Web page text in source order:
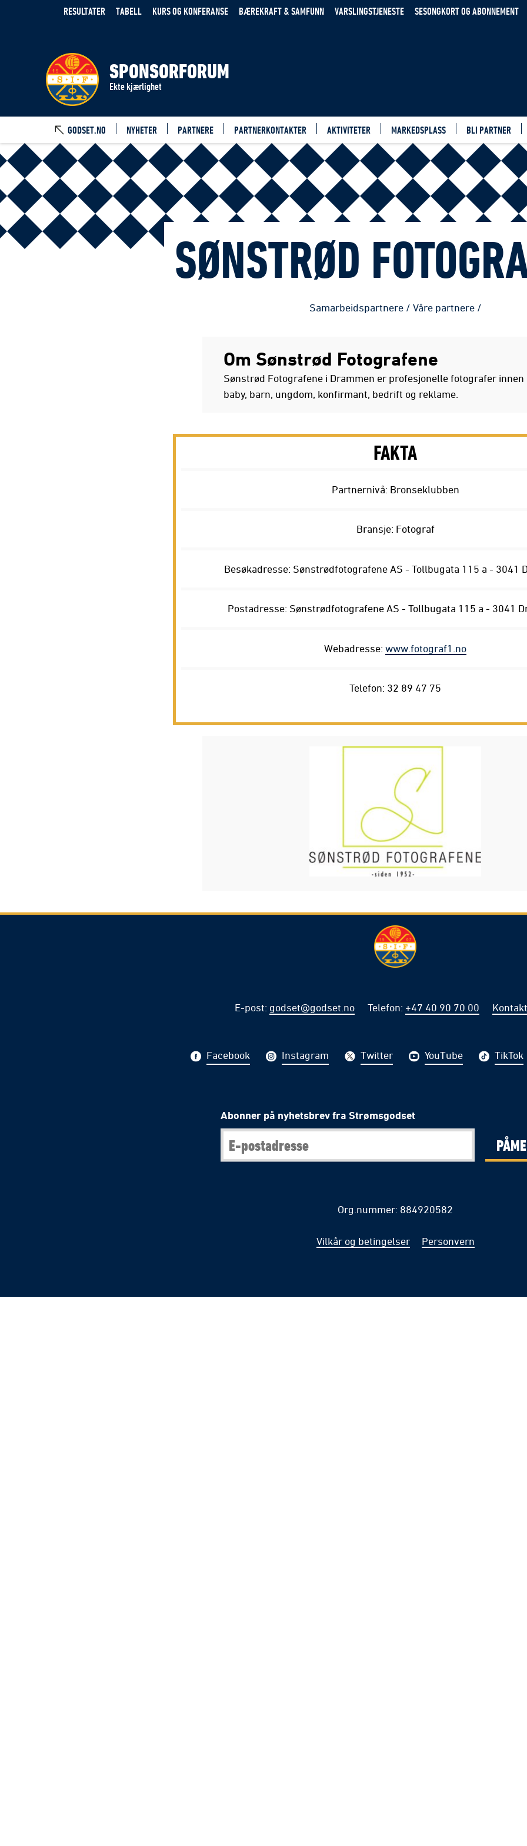
RESULTATER TABELL KURS OG KONFERANSE BÆREKRAFT & SAMFUNN VARSLINGSTJENESTE SESONGKORT OG ABONNEMENT
SPONSORFORUM
Ekte kjærlighet
GODSET.NO NYHETER PARTNERE PARTNERKONTAKTER AKTIVITETER MARKEDSPLASS BLI PARTNER
SØNSTRØD
Samarbeidspartnere / Våre partnere /
Om Sønstrød Fotografene
Sønstrød Fotografene i Drammen er profesjonelle fotografer
baby, barn, ungdom, konfirmant, bedrift og reklame.
FAKTA
Partnernivå: Bronseklubben
Bransje: Fotograf
Besøkadresse: Sønstrødfotografene AS - Tollbugata 115 a - 3041
Postadresse: Sønstrødfotografene AS - Tollbugata 115 a - 3041
Webadresse: www.fotograf1.no
Telefon: 32 89 47 75
E-post: godset@godset.no Telefon: +47 40 90 70 00
Facebook Instagram Twitter YouTube TikTok
Abonner på nyhetsbrev fra Strømsgodset
Org.nummer: 884920582
Vilkår og betingelser Personvern